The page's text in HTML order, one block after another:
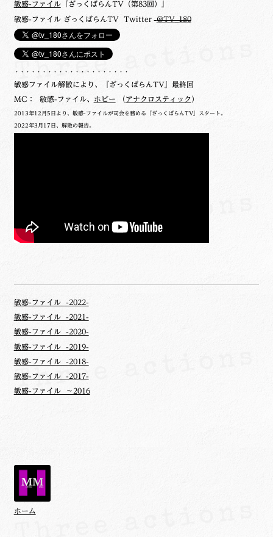
敏感-ファイル『ざっくばらんTV（第83回）』
敏感-ファイル ざっくばらんTV Twitter @TV_180
・・・・・・・・・・・・・・・・・・・・・
敏感ファイル解散により、『ざっくばらんTV』最終回
MC： 敏感-ファイル、 ホビー （ アナクロスティック ）
2013年12月5日より、敏感-ファイルが司会を務める『ざっくばらんTV』スタート。
2022年3月17日、解散の報告。
敏感-ファイル -2022-
敏感-ファイル -2021-
敏感-ファイル -2020-
敏感-ファイル -2019-
敏感-ファイル -2018-
敏感-ファイル -2017-
敏感-ファイル ～2016
ホーム